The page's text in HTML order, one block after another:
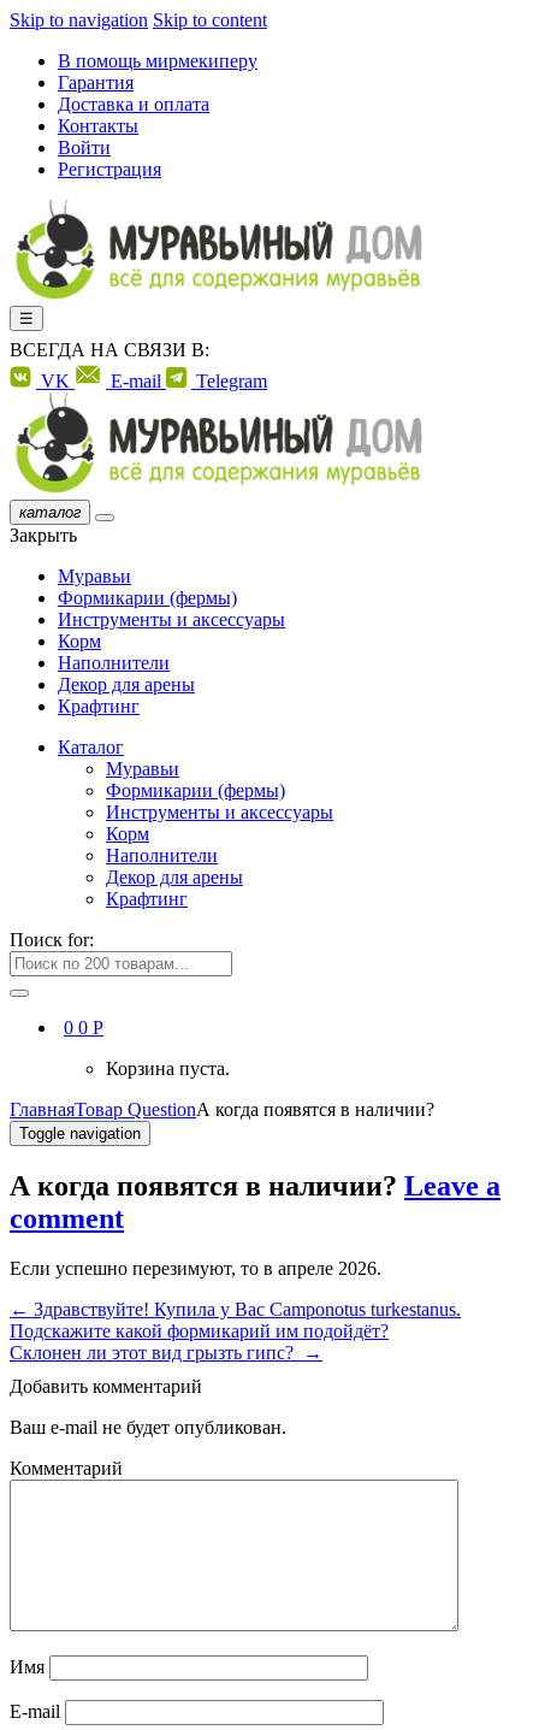
Skip to navigation Skip to content
В помощь мирмекиперу
Гарантия
Доставка и оплата
Контакты
Войти
Регистрация
☰
ВСЕГДА НА СВЯЗИ В:
VK
E-mail Telegram
каталог
Закрыть
Муравьи
Формикарии (фермы)
Инструменты и аксессуары
Корм
Наполнители
Декор для арены
Крафтинг
Каталог
Муравьи
Формикарии (фермы)
Инструменты и аксессуары
Корм
Наполнители
Декор для арены
Крафтинг
Поиск for:
0 0 Р
Корзина пуста.
ГлавнаяТовар QuestionА когда появятся в наличии?
Toggle navigation
А когда появятся в наличии? Leave a
comment
Если успешно перезимуют, то в апреле 2026.
← Здравствуйте! Купила у Вас Camponotus turkestanus.
Подскажите какой формикарий им подойдёт?
Склонен ли этот вид грызть гипс?
→
Добавить комментарий
Ваш e-mail не будет опубликован.
Комментарий
Имя
E-mail